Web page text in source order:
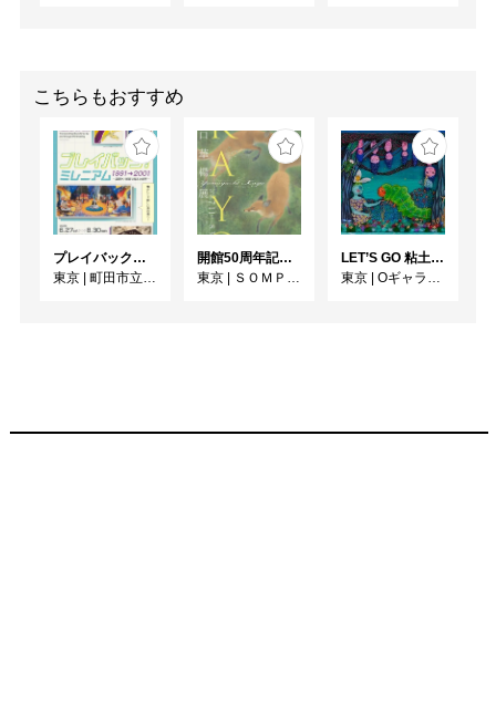
こちらもおすすめ
プレイバック！ミレニアム1991→2001 版画が／版画で越えた境界
東京
町田市立国際版画美術館
開館50周年記念 山口華楊展
東京
ＳＯＭＰＯ美術館
LET’S GO 粘土（クレイ）ジ−
東京
Oギャラリー